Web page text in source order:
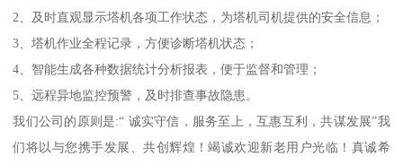
2、及时直观显示塔机各项工作状态，为塔机司机提供的安全信息；
3、塔机作业全程记录，方便诊断塔机状态；
4、智能生成各种数据统计分析报表，便于监督和管理；
5、远程异地监控预警，及时排查事故隐患。
我们公司的原则是:“ 诚实守信，服务至上，互惠互利，共谋发展”我
们将以与您携手发展、共创辉煌！竭诚欢迎新老用户光临！真诚希